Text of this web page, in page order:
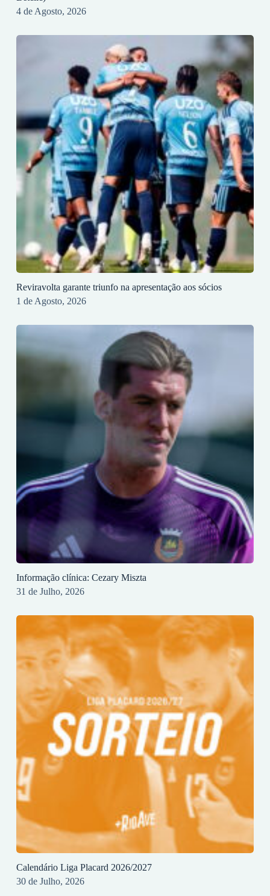
4 de Agosto, 2026
Reviravolta garante triunfo na apresentação aos sócios
1 de Agosto, 2026
Informação clínica: Cezary Miszta
31 de Julho, 2026
Calendário Liga Placard 2026/2027
30 de Julho, 2026